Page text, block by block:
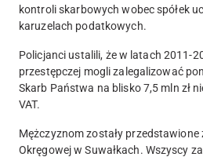
kontroli skarbowych wobec spółek
karuzelach podatkowych.
Policjanci ustalili, że w latach 2011-
przestępczej mogli zalegalizować
Skarb Państwa na blisko 7,5 mln zł
VAT.
Mężczyznom zostały
Okręgowej w Suwałkach. Wszyscy